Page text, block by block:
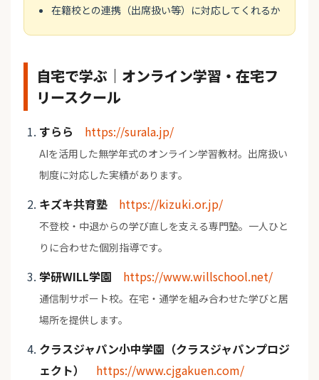
在籍校との連携（出席扱い等）に対応してくれるか
自宅で学ぶ｜オンライン学習・在宅フ
リースクール
すらら https://surala.jp/
AIを活用した無学年式のオンライン学習教材。出席扱い
制度に対応した実績があります。
キズキ共育塾 https://kizuki.or.jp/
不登校・中退からの学び直しを支える専門塾。一人ひと
りに合わせた個別指導です。
学研WILL学園 https://www.willschool.net/
通信制サポート校。在宅・通学を組み合わせた学びと居
場所を提供します。
クラスジャパン小中学園（クラスジャパンプロジ
ェクト）
https://www.cjgakuen.com/